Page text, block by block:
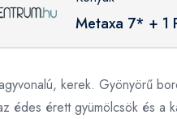
Metaxa 7* + 1
kerek. Gyönyörű
édes érett gyümölcsök és a